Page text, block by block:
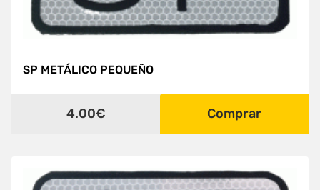
SP METÁLICO PEQUEÑO
4.00€ Comprar